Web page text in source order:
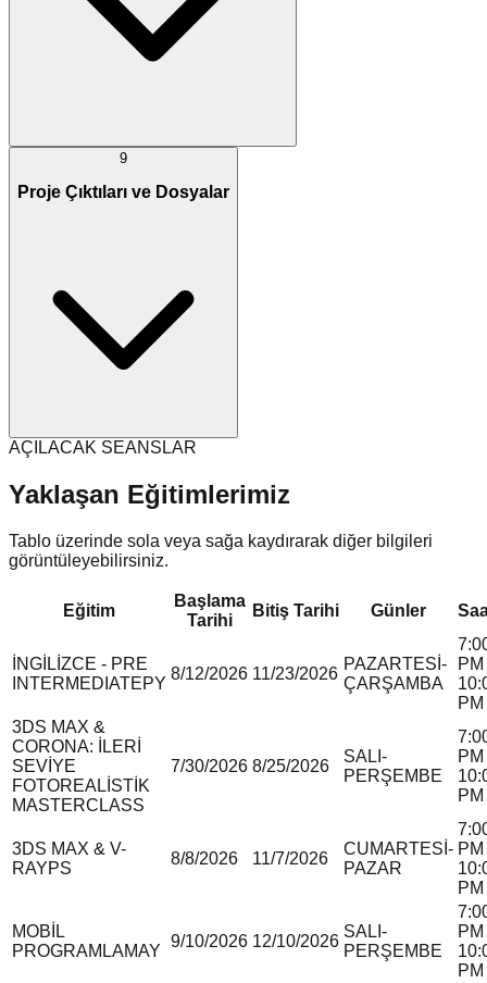
9
Proje Çıktıları ve Dosyalar
AÇILACAK SEANSLAR
Yaklaşan Eğitimlerimiz
Tablo üzerinde sola veya sağa kaydırarak diğer bilgileri
görüntüleyebilirsiniz.
Eğitim
Başlama
Tarihi
Bitiş Tarihi Günler
İNGİLİZCE - PRE
INTERMEDIATEPY
8/12/2026 11/23/2026
PAZARTESİ-
ÇARŞAMBA
PM
PM
3DS MAX &
CORONA: İLERİ
SEVİYE
FOTOREALİSTİK
MASTERCLASS
7/30/2026 8/25/2026
SALI-
PERŞEMBE
PM
PM
3DS MAX & V-
RAYPS
8/8/2026 11/7/2026
CUMARTESİ-
PAZAR
PM
PM
MOBİL
PROGRAMLAMAY
9/10/2026 12/10/2026
SALI-
PERŞEMBE
PM
PM